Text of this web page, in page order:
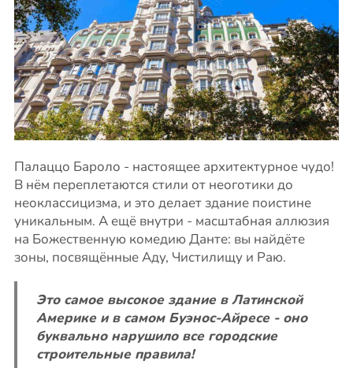
Палаццо Бароло - настоящее архитектурное чудо!
В нём переплетаются стили от неоготики до
неоклассицизма, и это делает здание поистине
уникальным. А ещё внутри - масштабная аллюзия
на Божественную комедию Данте: вы найдёте
зоны, посвящённые Аду, Чистилищу и Раю.
Это самое высокое здание в Латинской
Америке и в самом Буэнос-Айресе - оно
буквально нарушило все городские
строительные правила!